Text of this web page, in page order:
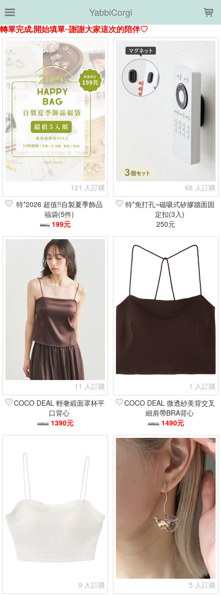
YabbiCorgi
上架時間 銷售件數
樣式尺寸篩選
全部樣式 +黑 +垂墜花朵 +牆面固定扣
+綜合(耳針)
+綜合(耳夾)
+象牙白 +棕 +咖
+米白
+白
全部尺寸 2=M 耳夾-金
深灰
象牙白
隨機
篩選
121 人訂購
特*2026 超值!!自製夏季飾品
福袋(5件)
999元 199元
68 人訂購
特*免打孔~磁吸式矽膠牆面固
定扣(3入)
250元
11 人訂購
COCO DEAL 輕奢緞面罩杯平
口背心
1690元 1390元
1 人訂購
COCO DEAL 微透紗美背交叉
細肩帶BRA背心
1690元 1490元
9 人訂購
5 人訂購